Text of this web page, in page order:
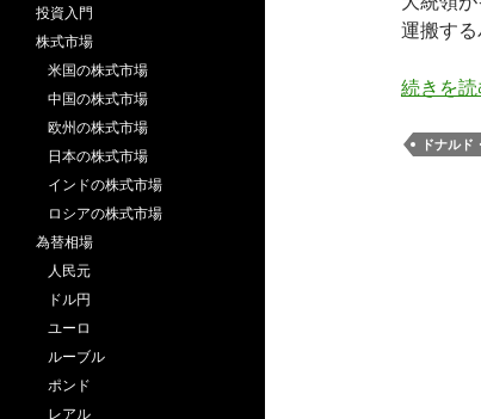
運搬する
続きを読
ドナルド
投資入門
株式市場
米国の株式市場
中国の株式市場
欧州の株式市場
日本の株式市場
インドの株式市場
ロシアの株式市場
為替相場
人民元
ドル円
ユーロ
ルーブル
ポンド
レアル